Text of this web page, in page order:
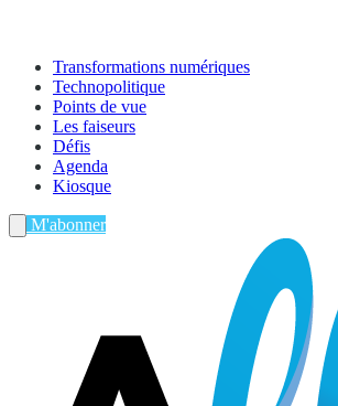
Transformations numériques
Technopolitique
Points de vue
Les faiseurs
Défis
Agenda
Kiosque
M'abonner